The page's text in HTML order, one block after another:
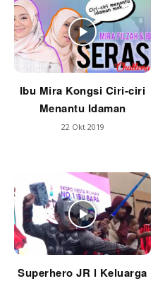
Ibu Mira Kongsi Ciri-ciri
Menantu Idaman
22 Okt 2019
Superhero JR l Keluarga